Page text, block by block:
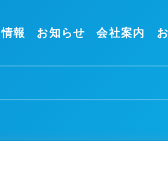
報 お知らせ 会社案内